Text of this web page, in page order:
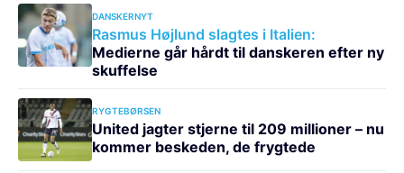
DANSKERNYT
Rasmus Højlund slagtes i Italien:
Medierne går hårdt til danskeren efter ny
skuffelse
RYGTEBØRSEN
United jagter stjerne til 209 millioner – nu
kommer beskeden, de frygtede